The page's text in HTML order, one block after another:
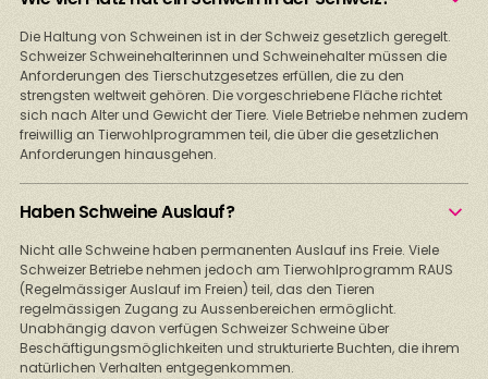
Die Haltung von Schweinen ist in der Schweiz gesetzlich geregelt.
Schweizer Schweinehalterinnen und Schweinehalter müssen die
Anforderungen des Tierschutzgesetzes erfüllen, die zu den
strengsten weltweit gehören. Die vorgeschriebene Fläche richtet
sich nach Alter und Gewicht der Tiere. Viele Betriebe nehmen zudem
freiwillig an Tierwohlprogrammen teil, die über die gesetzlichen
Anforderungen hinausgehen.
Haben Schweine Auslauf?
Nicht alle Schweine haben permanenten Auslauf ins Freie. Viele
Schweizer Betriebe nehmen jedoch am Tierwohlprogramm RAUS
(Regelmässiger Auslauf im Freien) teil, das den Tieren
regelmässigen Zugang zu Aussenbereichen ermöglicht.
Unabhängig davon verfügen Schweizer Schweine über
Beschäftigungsmöglichkeiten und strukturierte Buchten, die ihrem
natürlichen Verhalten entgegenkommen.